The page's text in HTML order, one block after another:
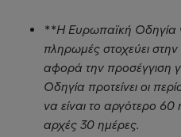
**Η Ευρωπαϊκή Οδηγία
πληρωμές στοχεύει
αφορά την προσέγγιση
Οδηγία προτείνει οι
να είναι το αργότερο 60
αρχές 30 ημέρες.